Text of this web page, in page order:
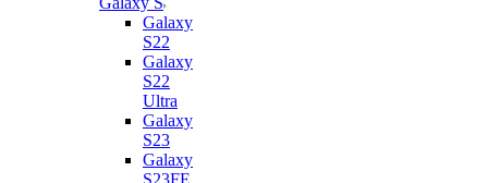
Galaxy
S22
Galaxy
S22
Ultra
Galaxy
S23
Galaxy
S23FE